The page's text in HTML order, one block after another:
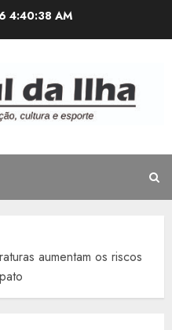
4:40:39 AM
aumentam os riscos